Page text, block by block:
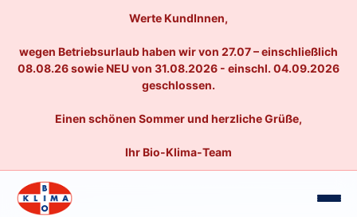
Werte KundInnen,
wegen Betriebsurlaub haben wir von 27.07 – einschließlich
08.08.26 sowie NEU von 31.08.2026 - einschl. 04.09.2026
geschlossen.
Einen schönen Sommer und herzliche Grüße,
Ihr Bio-Klima-Team